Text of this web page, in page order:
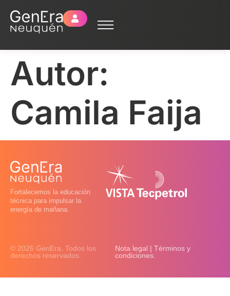
Autor:
Camila Faija
Fortalecemos la educación
técnica para impulsar la
energía de mañana.
© 2026 GenEra. Todos los
derechos reservados.
Nota legal | Términos y
condiciones.